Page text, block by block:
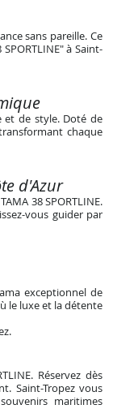
sans pareille. Ce
à Saint-
et de style. Doté de
chaque
d'Azur
38 SPORTLINE.
vous guider par
exceptionnel de
le luxe et la détente
.
Réservez dès
Saint-Tropez vous
maritimes